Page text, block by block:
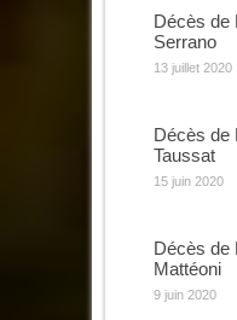
Décès de
Serrano
13 juillet 2020
Décès de
Taussat
15 juin 2020
Décès de
Mattéoni
9 juin 2020